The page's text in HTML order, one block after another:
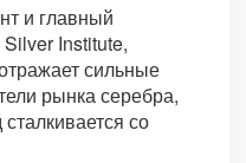
и главный
Institute,
сильные
рынка серебра,
со